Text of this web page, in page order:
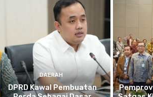
DAERAH
DPRD Kawal Pembuatan